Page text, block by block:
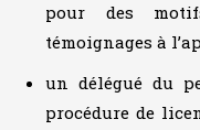
pour des
témoignages à
un délégué du
procédure de